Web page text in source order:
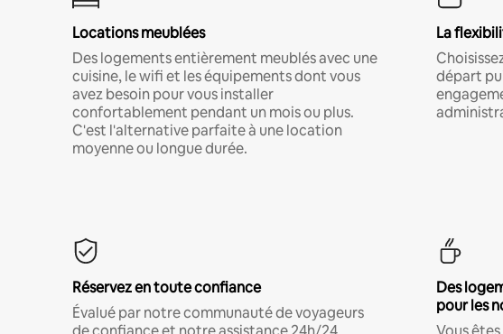
Locations meublées
Des logements entièrement meublés avec une
cuisine, le wifi et les équipements dont vous
avez besoin pour vous installer
confortablement pendant un mois ou plus.
C'est l'alternative parfaite à une location
moyenne ou longue durée.
La
départ
Réservez en toute confiance
Évalué par notre communauté de voyageurs
Des
pour les